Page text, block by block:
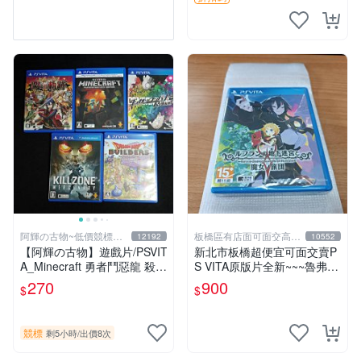
阿輝の古物~低價競標五
六日結標
12192
【阿輝の古物】遊戲片/PSVIT
A_Minecraft 勇者鬥惡龍 殺戮
地帶 英雄傳說 槍彈辯駁 一批
合售_刮痕污漬_1元起標無底
$270
競標 剩5小時/出價8次
板橋區有店面可面交高價
回收電玩
10552
新北市板橋超便宜可面交賣P
S VITA原版片全新~~~魯弗蘭
的地下迷宮與魔女的旅團~~~
便宜賣
$900